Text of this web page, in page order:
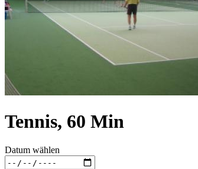
Tennis, 60 Min
Datum wählen